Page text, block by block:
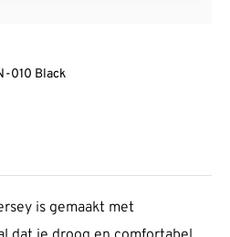
010 Black
is gemaakt met